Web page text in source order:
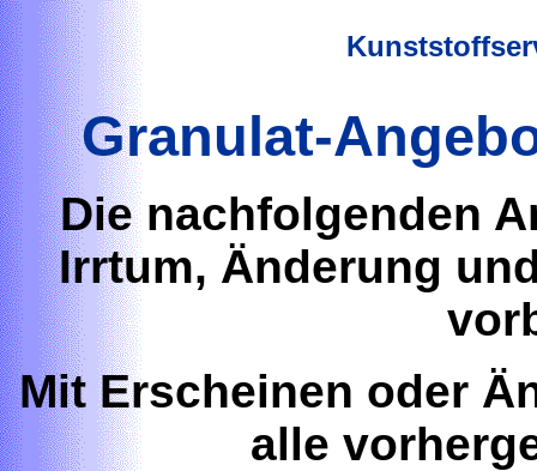
Granulat-
Die nachfolgenden
Irrtum, Änderung
Mit Erscheinen oder
alle